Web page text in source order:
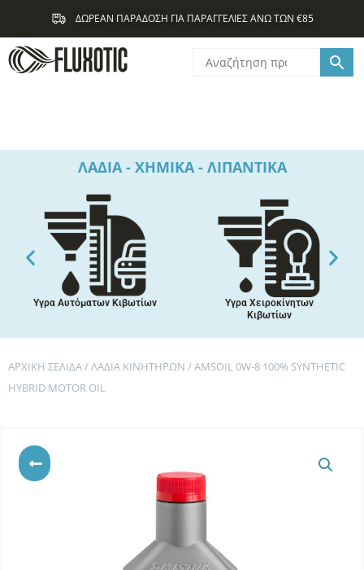
Μετάβαση
περιεχόμενο
ΔΩΡΕΑΝ ΠΑΡΑΔΟΣΗ ΓΙΑ ΠΑΡΑΓΓΕΛΙΕΣ ΑΝΩ ΤΩΝ €85
ΛΑΔΙΑ - ΧΗΜΙΚΑ - ΛΙΠΑΝΤΙΚΑ
Υγρα Αυτόματων Κιβωτίων
Υγρα Χειροκίνητων
Κιβωτίων
ΑΡΧΙΚΉ ΣΕΛΊΔΑ/ΛΆΔΙΑ ΚΙΝΗΤΉΡΩΝ / AMSOIL 0W-8 100% SYNTHETIC
HYBRID MOTOR OIL